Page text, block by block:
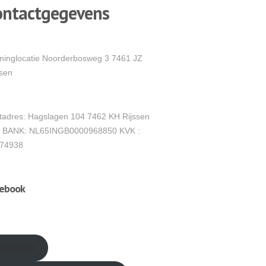
Noorderbosweg 3 7461 JZ
Hagslagen 104 7462 KH Rijssen
BANK: NL65INGB0000968850 KVK :